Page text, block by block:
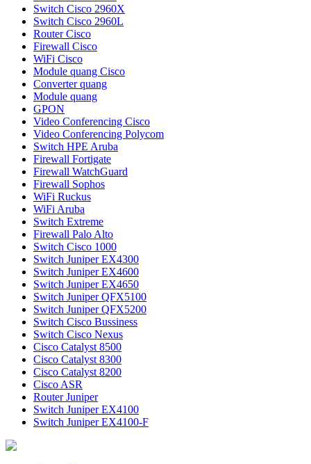
Switch Cisco 2960X
Switch Cisco 2960L
Router Cisco
Firewall Cisco
WiFi Cisco
Module quang Cisco
Converter quang
Module quang
GPON
Video Conferencing Cisco
Video Conferencing Polycom
Switch HPE Aruba
Firewall Fortigate
Firewall WatchGuard
Firewall Sophos
WiFi Ruckus
WiFi Aruba
Switch Extreme
Firewall Palo Alto
Switch Cisco 1000
Switch Juniper EX4300
Switch Juniper EX4600
Switch Juniper EX4650
Switch Juniper QFX5100
Switch Juniper QFX5200
Switch Cisco Bussiness
Switch Cisco Nexus
Cisco Catalyst 8500
Cisco Catalyst 8300
Cisco Catalyst 8200
Cisco ASR
Router Juniper
Switch Juniper EX4100
Switch Juniper EX4100-F